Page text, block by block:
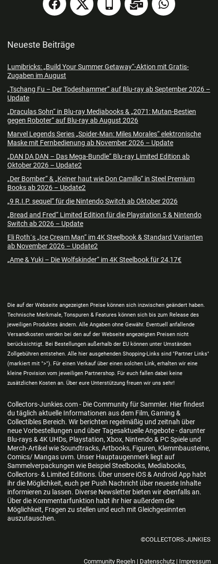
Neueste Beiträge
Lumibricks: „Build Your Summer Getaway“-Aktion mit Gratis-
Zugaben im August
„Tschang Fu – Der Todeshammer“ auf Blu-ray ab September 2026 –
Update
„Draculas Sohn“ in Blu-ray Mediabooks & „2071: Mutan-Bestien
gegen Roboter“ auf Blu-ray ab August 2026
Marvel Legends Series „Spider-Man: Miles Morales“ elektronische
Maske mit Fernbedienung ab November 2026 – Update
„DAN DA DAN – Das Mega-Bundle“ Blu-ray Limited Edition ab
Oktober 2026 – Update2
„Der Bomber“ & „Keiner haut wie Don Camillo“ in Steel Premium
Books ab 2026 – Update2
„9 R.I.P. sequel“ für die Nintendo Switch ab Oktober 2026
„Bread and Fred“ Limited Edition für die Playstation 5 & Nintendo
Switch ab 2026 – Update
Eli Roth´s „Ice Cream Man“ im 4K Steelbook & Standard Varianten
ab November 2026 – Update2
„Ame & Yuki – Die Wolfskinder“ im 4K Steelbook für 24,17€
Die auf der Webseite angezeigten Preise können sich inzwischen geändert haben.
Technische Merkmale, Tonspuren & Features können sich bis zum Release des
jeweiligen Produktes ändern. Alle Angaben ohne Gewähr. Eventuell anfallende
Versandkosten werden bei den auf der Webseite angezeigten Preisen nicht
berücksichtigt. Bei Bestellungen außerhalb der EU können unter Umständen
Zollgebühren entstehen. Alle hier ausgehenden Shopping-Links sind "Partner Links"
(markiert mit ">"). Für einen Verkauf über einen solchen Link, erhalten wir eine
kleine Provision vom jeweiligen Partnershop. Für euch fallen dabei keine
zusätzlichen Kosten an. Über eure Unterstützung freuen wir uns sehr!
Collectors-Junkies.com - Die Community für Sammler. Hier findest
du täglich aktuelle Informationen aus dem Film, Gaming &
Collectibles Bereich. Wir berichten regelmäßig und zeitnah über
neue Vorbestellungen und über Tagesaktuelle Angebote - darunter
Blu-rays & 4K UHDs, Playstation, Xbox, Nintendo & PC Spiele und
Merch-Artikel wie Soundtracks, Artbooks, Figuren, Klemmbausteine,
Comics/ Mangas uvm. Unser Hauptaugenmerk liegt auf
Sammelverpackungen wie Beispiel Steelbooks, Mediabooks,
Collectors- & Limited Editions. Über unsere iOS & Android App habt
ihr die Möglichkeit, euch per Push Nachricht über neueste Inhalte
informieren zu lassen. Diverse Newsletter bieten wir ebenfalls an.
Über die Kommentarfunktion habt ihr hier außerdem die
Möglichkeit, Fragen zu stellen und euch mit Gleichgesinnten
auszutauschen.
©COLLECTORS-JUNKIES
Community Regeln | Datenschutz | Impressum